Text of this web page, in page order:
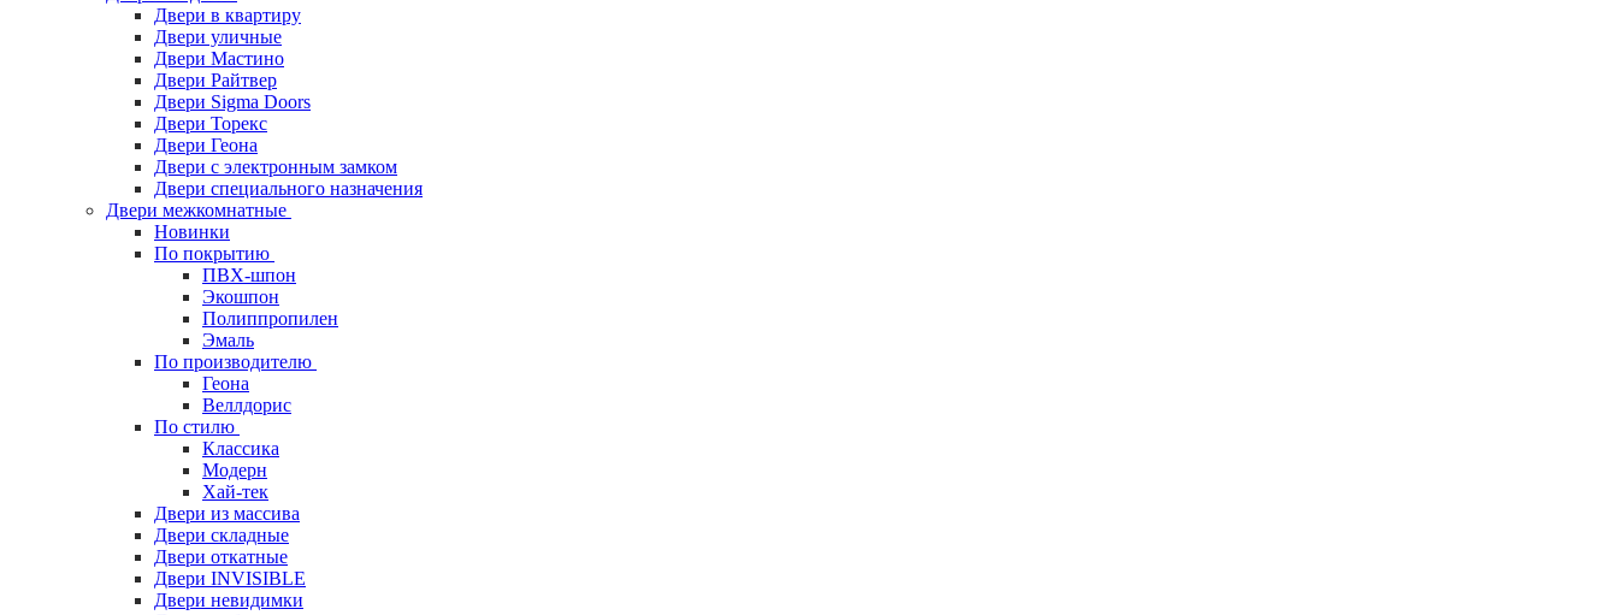
Двери в квартиру
Двери уличные
Двери Мастино
Двери Райтвер
Двери Sigma Doors
Двери Торекс
Двери Геона
Двери с электронным замком
Двери специального назначения
Двери межкомнатные
Новинки
По покрытию
ПВХ-шпон
Экошпон
Полиппропилен
Эмаль
По производителю
Геона
Веллдорис
По стилю
Классика
Модерн
Хай-тек
Двери из массива
Двери складные
Двери откатные
Двери INVISIBLE
Двери невидимки